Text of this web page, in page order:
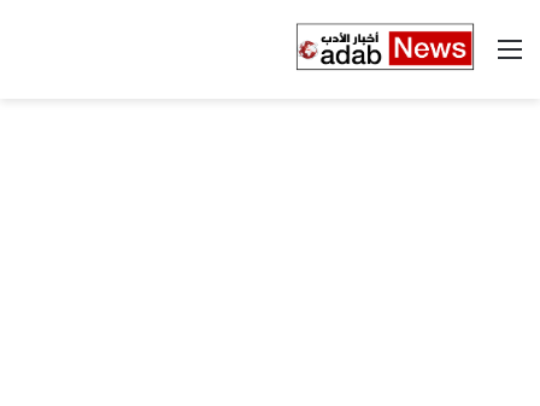
القائمة